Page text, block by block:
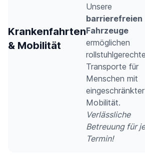
Krankenfahrten
& Mobilität
Unsere
barrierefreien
Fahrzeuge
ermöglichen
rollstuhlgerechte
Transporte für
Menschen mit
eingeschränkter
Mobilität.
Verlässliche
Betreuung für
Termin!